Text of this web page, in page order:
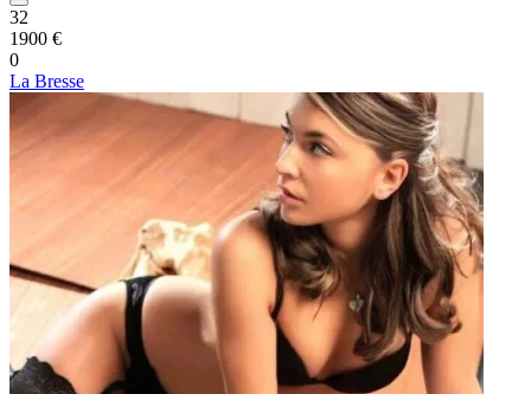
32
1900 €
0
La Bresse